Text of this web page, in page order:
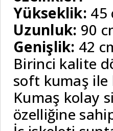
Yükseklik: 45
Uzunluk: 90
Genişlik: 42
Birinci kalite
soft kumaş ile
Kumaş kolay
özelliğine